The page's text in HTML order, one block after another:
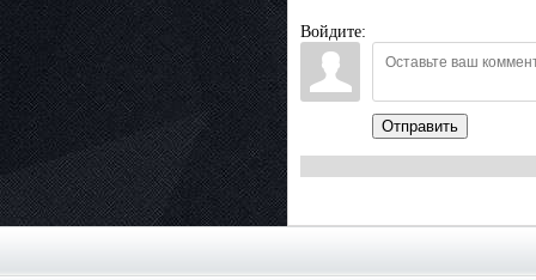
Войдите:
Отправить